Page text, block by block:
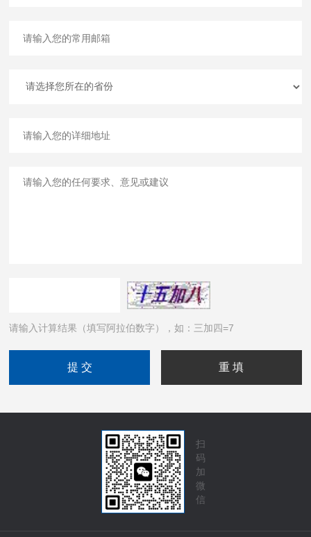
请输入计算结果（填写阿拉伯数字），如：三加四=7
扫
码
加
微
信